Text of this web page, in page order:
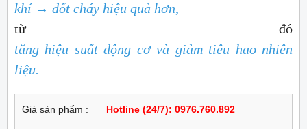
khí → đốt cháy hiệu quả hơn,
từ đó
tăng hiệu suất động cơ và giảm tiêu hao nhiên
liệu.
Giá sản phẩm : Hotline (24/7): 0976.760.892